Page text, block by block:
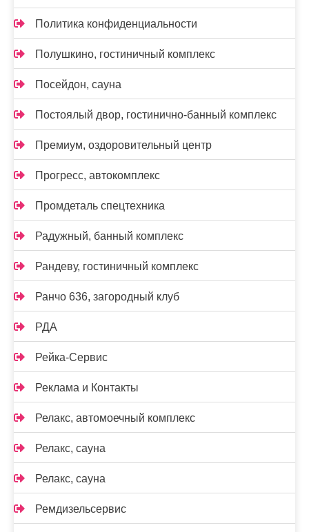
Политика конфиденциальности
Полушкино, гостиничный комплекс
Посейдон, сауна
Постоялый двор, гостинично-банный комплекс
Премиум, оздоровительный центр
Прогресс, автокомплекс
Промдеталь спецтехника
Радужный, банный комплекс
Рандеву, гостиничный комплекс
Ранчо 636, загородный клуб
РДА
Рейка-Сервис
Реклама и Контакты
Релакс, автомоечный комплекс
Релакс, сауна
Релакс, сауна
Ремдизельсервис